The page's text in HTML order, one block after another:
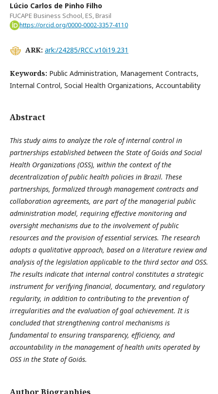
Lúcio Carlos de Pinho Filho
FUCAPE Business School, ES, Brasil
https://orcid.org/0000-0002-3357-4110
ARK: ark:/24285/RCC.v10i19.231
Keywords: Public Administration, Management Contracts,
Internal Control, Social Health Organizations, Accountability
Abstract
This study aims to analyze the role of internal control in
partnerships established between the State of Goiás and Social
Health Organizations (OSS), within the context of the
decentralization of public health policies in Brazil. These
partnerships, formalized through management contracts and
collaboration agreements, are part of the managerial public
administration model, requiring effective monitoring and
oversight mechanisms due to the involvement of public
resources and the provision of essential services. The research
adopts a qualitative approach, based on a literature review and
analysis of the legislation applicable to the third sector and OSS.
The results indicate that internal control constitutes a strategic
instrument for verifying financial, documentary, and regulatory
regularity, in addition to contributing to the prevention of
irregularities and the evaluation of goal achievement. It is
concluded that strengthening control mechanisms is
fundamental to ensuring transparency, efficiency, and
accountability in the management of health units operated by
OSS in the State of Goiás.